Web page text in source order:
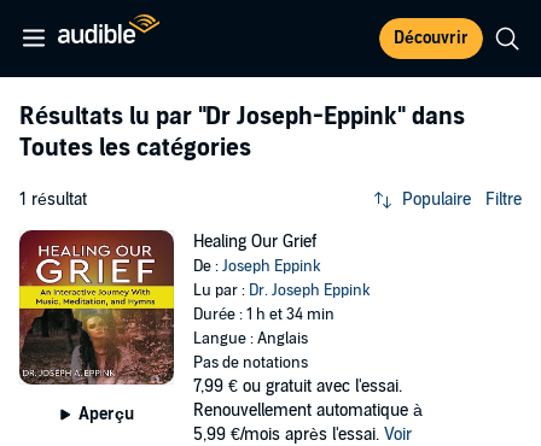
Découvrir
Résultats lu par "Dr Joseph-Eppink" dans
Toutes les catégories
1 résultat Populaire Filtre
Aperçu
Healing Our Grief
De :Joseph Eppink
Lu par : Dr. Joseph Eppink
Durée : 1 h et 34 min
Langue : Anglais
Pas de notations
7,99 € ou gratuit avec l'essai.
Renouvellement automatique à
5,99 €/mois après l'essai. Voir